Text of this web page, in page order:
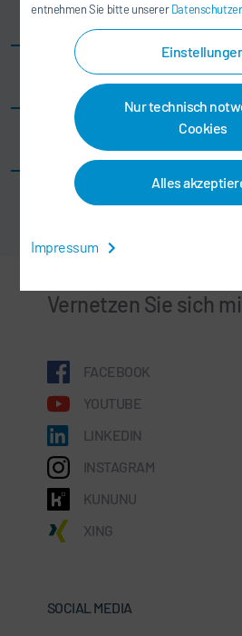
entnehmen Sie bitte unserer
Nur technisch
Cookies
Alles
Impressum
Frankreich
Vernetzen Sie sich
FACEBOOK
YOUTUBE
LINKEDIN
INSTAGRAM
KUNUNU
XING
SOCIAL MEDIA